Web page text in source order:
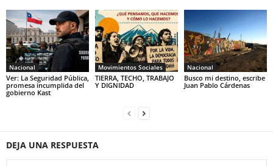
Nacional
Ver: La Seguridad Pública,
promesa incumplida del
gobierno Kast
Movimientos Sociales
TIERRA, TECHO, TRABAJO
Y DIGNIDAD
Nacional
Busco mi destino, escribe
Juan Pablo Cárdenas
DEJA UNA RESPUESTA